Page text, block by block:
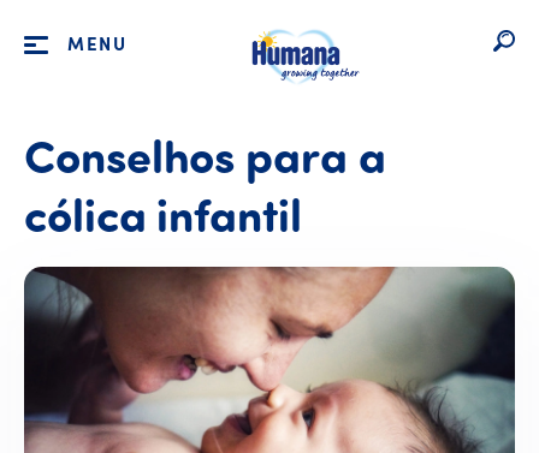
MENU
Conselhos para a
cólica infantil